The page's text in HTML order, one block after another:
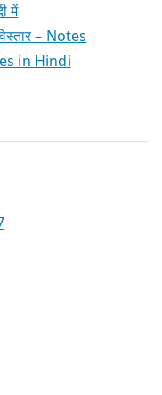
में
– Notes
in Hindi